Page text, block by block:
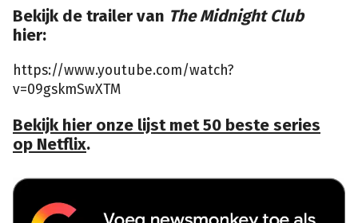
Bekijk de trailer van The Midnight Club
hier:
https://www.youtube.com/watch?
v=09gskmSwXTM
Bekijk hier onze lijst met 50 beste series
op Netflix.